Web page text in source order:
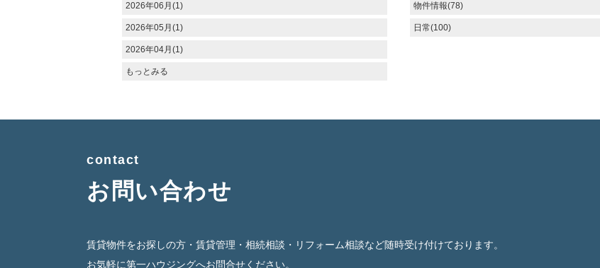
2026年06月(1)
2026年05月(1)
2026年04月(1)
もっとみる
物件情報(78)
日常(100)
contact
お問い合わせ
賃貸物件をお探しの方・賃貸管理・相続相談・リフォーム相談など随時受け付けております。
お気軽に第一ハウジングへお問合せください。